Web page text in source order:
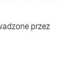
przez